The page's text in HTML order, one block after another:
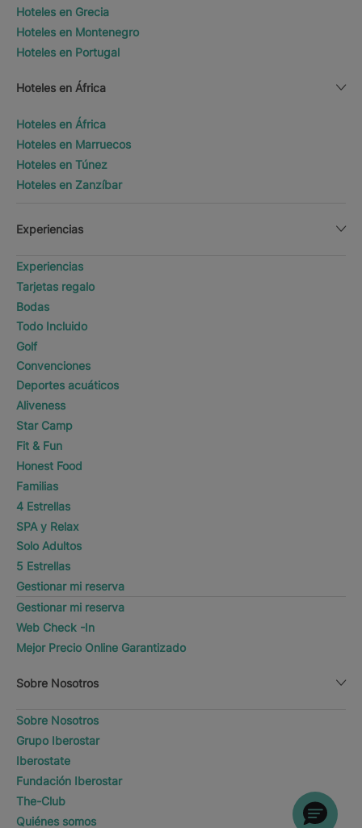
Hoteles en Grecia
Hoteles en Montenegro
Hoteles en Portugal
Hoteles en África
Hoteles en África
Hoteles en Marruecos
Hoteles en Túnez
Hoteles en Zanzíbar
Experiencias
Experiencias
Tarjetas regalo
Bodas
Todo Incluido
Golf
Convenciones
Deportes acuáticos
Aliveness
Star Camp
Fit & Fun
Honest Food
Familias
4 Estrellas
SPA y Relax
Solo Adultos
5 Estrellas
Gestionar mi reserva
Gestionar mi reserva
Web Check -In
Mejor Precio Online Garantizado
Sobre Nosotros
Sobre Nosotros
Grupo Iberostar
Iberostate
Fundación Iberostar
The-Club
Quiénes somos